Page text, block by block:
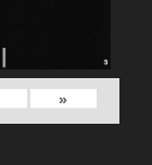
«